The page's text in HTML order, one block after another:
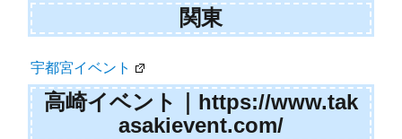
関東
宇都宮イベント
高崎イベント｜https://www.tak
asakievent.com/